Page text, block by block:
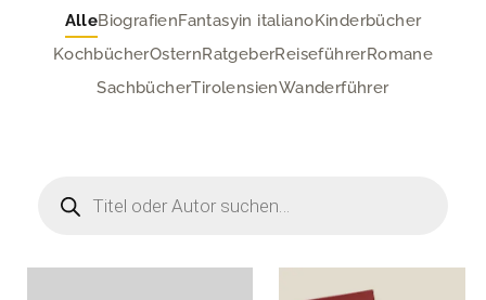
AlleBiografienFantasyin italianoKinderbücher
KochbücherOsternRatgeberReiseführerRomane
SachbücherTirolensienWanderführer
search